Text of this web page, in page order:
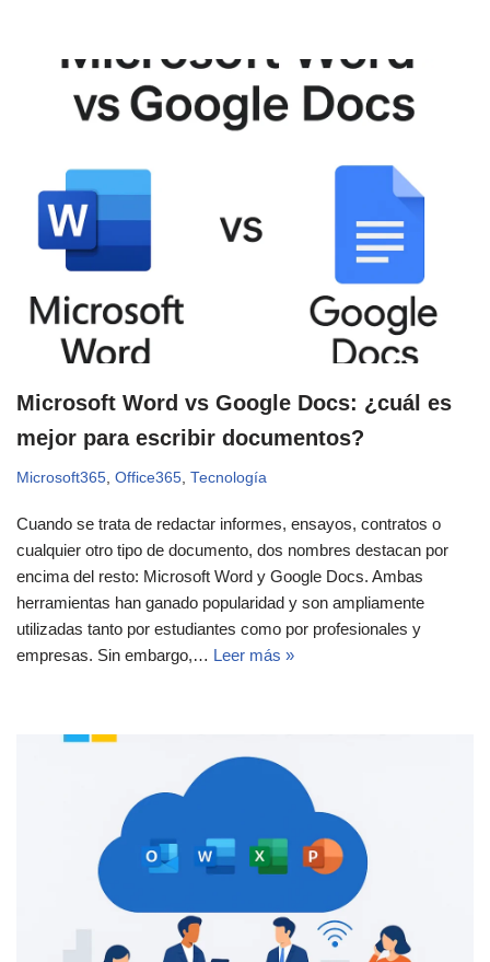
Microsoft Word vs Google Docs: ¿cuál es
mejor para escribir documentos?
Microsoft365, Office365, Tecnología
Cuando se trata de redactar informes, ensayos, contratos o
cualquier otro tipo de documento, dos nombres destacan por
encima del resto: Microsoft Word y Google Docs. Ambas
herramientas han ganado popularidad y son ampliamente
utilizadas tanto por estudiantes como por profesionales y
empresas. Sin embargo,… Leer más »